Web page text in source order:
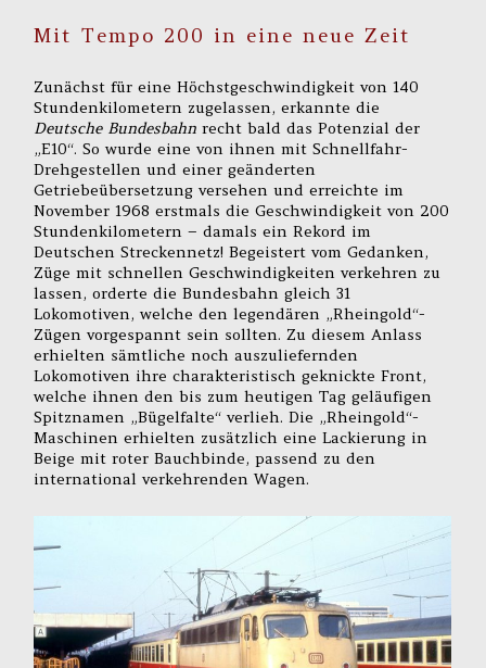
Mit Tempo 200 in eine neue Zeit
Zunächst für eine Höchstgeschwindigkeit von 140
Stundenkilometern zugelassen, erkannte die
Deutsche Bundesbahn recht bald das Potenzial der
„E10“. So wurde eine von ihnen mit Schnellfahr-
Drehgestellen und einer geänderten
Getriebeübersetzung versehen und erreichte im
November 1968 erstmals die Geschwindigkeit von 200
Stundenkilometern – damals ein Rekord im
Deutschen Streckennetz! Begeistert vom Gedanken,
Züge mit schnellen Geschwindigkeiten verkehren zu
lassen, orderte die Bundesbahn gleich 31
Lokomotiven, welche den legendären „Rheingold“-
Zügen vorgespannt sein sollten. Zu diesem Anlass
erhielten sämtliche noch auszuliefernden
Lokomotiven ihre charakteristisch geknickte Front,
welche ihnen den bis zum heutigen Tag geläufigen
Spitznamen „Bügelfalte“ verlieh. Die „Rheingold“-
Maschinen erhielten zusätzlich eine Lackierung in
Beige mit roter Bauchbinde, passend zu den
international verkehrenden Wagen.